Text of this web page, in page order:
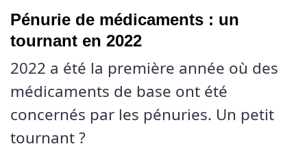
Pénurie de médicaments : un
tournant en 2022
2022 a été la première année où des
médicaments de base ont été
concernés par les pénuries. Un petit
tournant ?